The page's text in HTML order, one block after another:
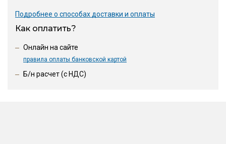
Подробнее о способах доставки и оплаты
Как оплатить?
Онлайн на сайте
правила оплаты банковской картой
Б/н расчет (c НДС)